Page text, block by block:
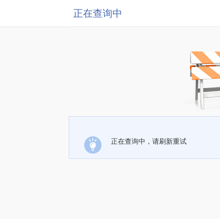
正在查询中
正在查询中，请刷新重试